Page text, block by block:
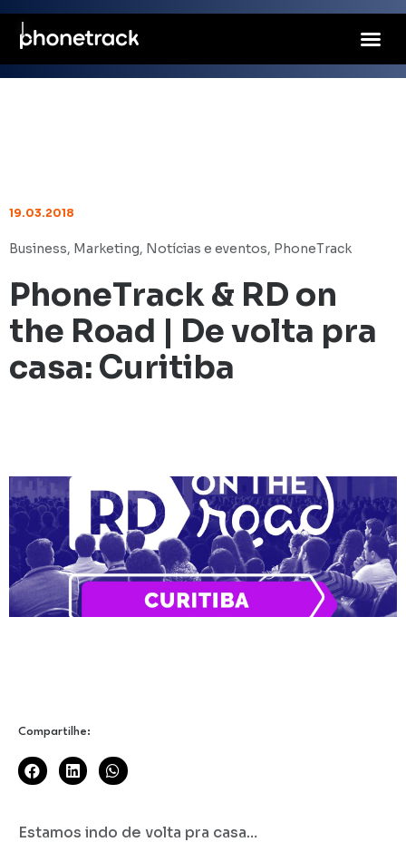
19.03.2018
Business, Marketing, Notícias e eventos, PhoneTrack
PhoneTrack & RD on
the Road | De volta pra
casa: Curitiba
Compartilhe:
Estamos indo de volta pra casa…